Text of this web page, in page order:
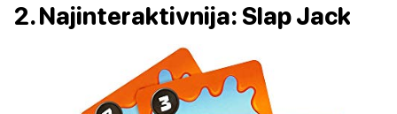
2. Najinteraktivnija: Slap Jack